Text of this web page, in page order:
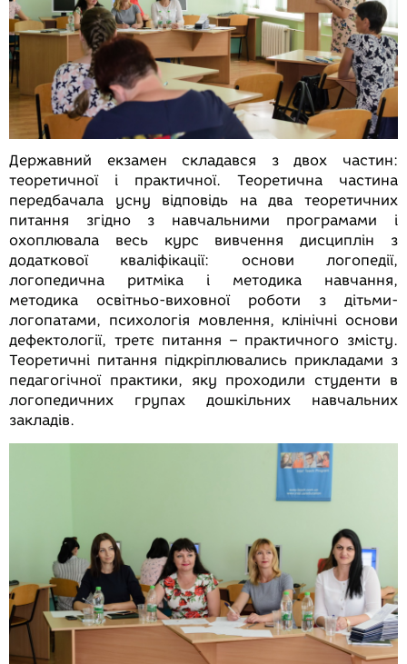
Державний екзамен складався з двох частин:
теоретичної і практичної. Теоретична частина
передбачала усну відповідь на два теоретичних
питання згідно з навчальними програмами і
охоплювала весь курс вивчення дисциплін з
додаткової кваліфікації: основи логопедії,
логопедична ритміка і методика навчання,
методика освітньо-виховної роботи з дітьми-
логопатами, психологія мовлення, клінічні основи
дефектології, третє питання – практичного змісту.
Теоретичні питання підкріплювались прикладами з
педагогічної практики, яку проходили студенти в
логопедичних групах дошкільних навчальних
закладів.